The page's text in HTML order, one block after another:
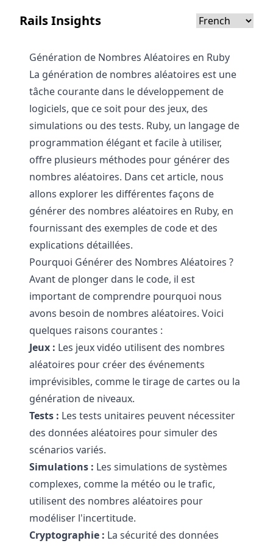
Rails Insights
Génération de Nombres Aléatoires en Ruby
La génération de nombres aléatoires est une
tâche courante dans le développement de
logiciels, que ce soit pour des jeux, des
simulations ou des tests. Ruby, un langage de
programmation élégant et facile à utiliser,
offre plusieurs méthodes pour générer des
nombres aléatoires. Dans cet article, nous
allons explorer les différentes façons de
générer des nombres aléatoires en Ruby, en
fournissant des exemples de code et des
explications détaillées.
Pourquoi Générer des Nombres Aléatoires ?
Avant de plonger dans le code, il est
important de comprendre pourquoi nous
avons besoin de nombres aléatoires. Voici
quelques raisons courantes :
Jeux : Les jeux vidéo utilisent des nombres
aléatoires pour créer des événements
imprévisibles, comme le tirage de cartes ou la
génération de niveaux.
Tests : Les tests unitaires peuvent nécessiter
des données aléatoires pour simuler des
scénarios variés.
Simulations : Les simulations de systèmes
complexes, comme la météo ou le trafic,
utilisent des nombres aléatoires pour
modéliser l'incertitude.
Cryptographie : La sécurité des données